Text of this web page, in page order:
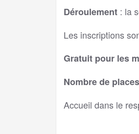
Déroulement : la
Les inscriptions
Gratuit pour les
Nombre de
Accueil dans le